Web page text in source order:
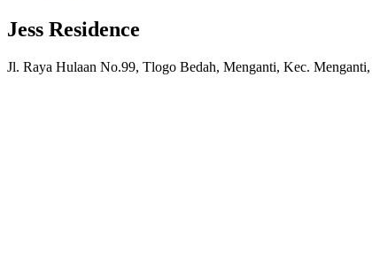
Jess Residence
Jl. Raya Hulaan No.99, Tlogo Bedah, Menganti, Kec.